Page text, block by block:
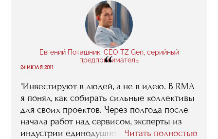
Евгений Поташник, CEO TZ Gen, серийный
предприниматель
“
24 ИЮЛЯ 2011
"Инвестируют в людей, а не в идею. В RMA
я понял, как собирать сильные коллективы
для своих проектов. Через полгода после
начала работ над сервисом, эксперты из
индустрии единодушно назвали нас одной
Читать полностью